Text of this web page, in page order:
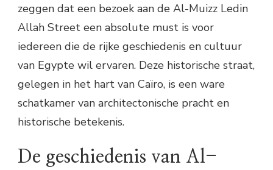
zeggen dat een bezoek aan de Al-Muizz Ledin
Allah Street een absolute must is voor
iedereen die de rijke geschiedenis en cultuur
van Egypte wil ervaren. Deze historische straat,
gelegen in het hart van Caïro, is een ware
schatkamer van architectonische pracht en
historische betekenis.
De geschiedenis van Al-